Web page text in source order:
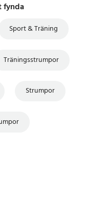
fynda
Sport & Träning
Träningsstrumpor
Strumpor